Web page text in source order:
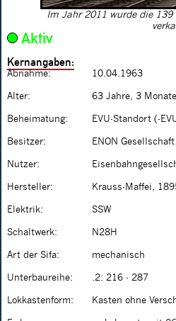
Im Jahr 2011 wurde die
Aktiv
Kernangaben:
Abnahme: 10.04.1963
Alter: 63 Jahre, 3
Beheimatung: EVU-Standort (-
Besitzer: ENON
Nutzer:
Hersteller: Krauss-Maffei,
Elektrik: SSW
Schaltwerk: N28H
Art der Sifa: mechanisch
Unterbaureihe: .2: 216 - 287
Lokkastenform: Kasten ohne